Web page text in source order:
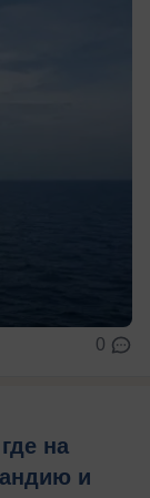
0
на
и